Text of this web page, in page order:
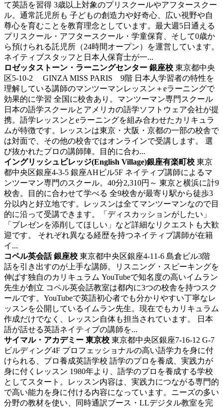
て英語を習得 3歳以上対象のプリスクールやアフタースクー
ル。通常託児所も 子どもの創造力や好奇心、広い視野や自
尊心を育むことを教育理念としています。最大週5日通える
プリスクール・アフタースクール・学童保育、そして0歳か
ら預けられる託児所（24時間オープン）を運営しています。
ネイティブスタッフと日本人保育士が一...
ロゼッタストーン・ラーニングセンター 銀座校 東京都中央
区5-10-2 GINZA MISS PARIS 9階 日本人学習者の特性を
理解している講師のマンツーマンレッスン＋eラーニングで
効果的に学習 全国に校舎あり。マンツーマン専門スクール
日本の語学スクールとアメリカの語学ソフトウェア会社が提
携。語学レッスンとeラーニングを組み合わせたカリキュラ
ムが特徴です。レッスンは東京・大阪・京都の一部の校舎で
は対面で、その他の校舎ではオンラインで受講します。 選
び抜かれたプロの講師陣。目的に合わ...
イングリッシュビレッジ(English Village)銀座有楽町校 東京
都中央区銀座4-3-5 銀座AHビル5F ネイティブ講師によるマ
ンツーマン専門のスクール。40分2,310円～ 東京と横浜に計9
校舎。目的に合わせて学べる 全9校舎が最寄り駅から徒歩3
分以内と好立地です。レッスンは全てマンツーマンなので目
的に沿って受講できます。「ディスカッションがしたい」
「プレゼンを添削してほしい」など詳細なリクエストも大歓
迎です。 それぞれ異なる経歴を持つネイティブ講師が在籍
イ...
コペル英会話 銀座校 東京都中央区銀座4-11-6 島倉ビル3階
話を引き出すのが上手な講師。リスニング・スピーキングを
伸ばす独自のカリキュラム YouTubeで知名度の高いイムラン
先生が創立 コペル英会話教室は都内に3つの校舎を持つスク
ールです。YouTubeで英語初心者でも分かりやすい丁寧なレ
ッスンを公開しているイムラン先生。現在でもカリキュラム
作成だけでなく、レッスン自体も担当されています。 日本
語が話せる英語ネイティブの講師を...
サイマル・アカデミー 東京校 東京都中央区銀座7-16-12 G-7
ビルディング4F プロフェッショナルの高い語学力を身に付
けられる、プロ養成英語学校 語学のプロを養成、実践力が
身に付くレッスン 1980年より、語学のプロを養成する学校
としてスタート。レッスン内容は、実践力につながる専門的
で高い能力を身に付ける内容になっています。ニーズの多い
分野の教材を使い、同時通訳ブース・LLデジタル教室を完